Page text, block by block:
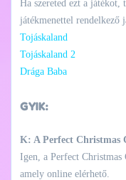
Ha szereted ezt a játékot,
játékmenettel rendelkező
Tojáskaland
Tojáskaland 2
Drága Baba
GYIK:
K: A Perfect Christmas
Igen, a Perfect Christmas
amely online elérhető.